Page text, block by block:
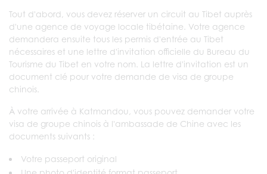
Tout d'abord, vous devez réserver un circuit au Tibet auprès
d'une agence de voyage locale tibétaine. Votre agence
demandera ensuite tous les permis d'entrée au Tibet
nécessaires et une lettre d'invitation officielle du Bureau du
Tourisme du Tibet en votre nom. La lettre d'invitation est un
document clé pour votre demande de visa de groupe
chinois.
À votre arrivée à Katmandou, vous pouvez demander votre
visa de groupe chinois à l'ambassade de Chine avec les
documents suivants :
Votre passeport original